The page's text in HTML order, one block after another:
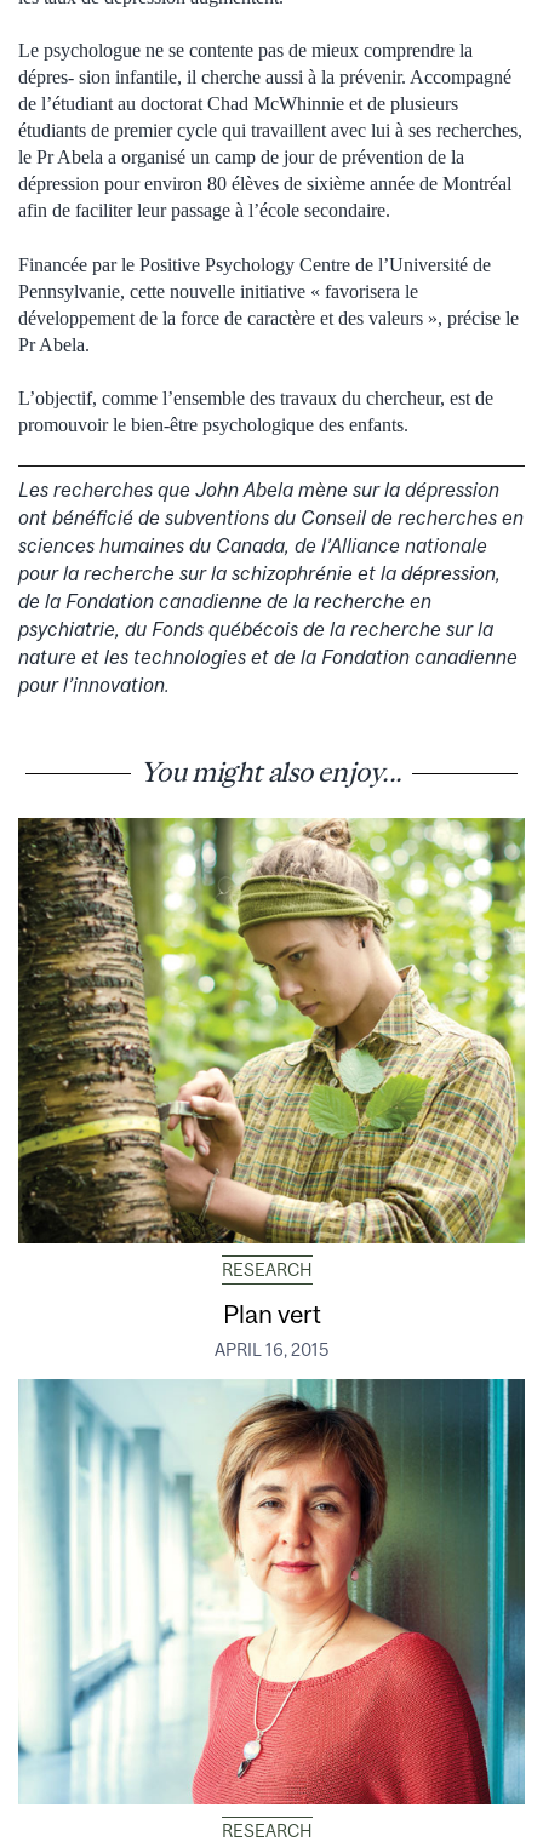
Le psychologue ne se contente pas de mieux comprendre la
dépres- sion infantile, il cherche aussi à la prévenir. Accompagné
de l’étudiant au doctorat Chad McWhinnie et de plusieurs
étudiants de premier cycle qui travaillent avec lui à ses recherches,
le Pr Abela a organisé un camp de jour de prévention de la
dépression pour environ 80 élèves de sixième année de Montréal
afin de faciliter leur passage à l’école secondaire.
Financée par le Positive Psychology Centre de l’Université de
Pennsylvanie, cette nouvelle initiative « favorisera le
développement de la force de caractère et des valeurs », précise le
Pr Abela.
L’objectif, comme l’ensemble des travaux du chercheur, est de
promouvoir le bien-être psychologique des enfants.
Les recherches que John Abela mène sur la dépression
ont bénéficié de subventions du Conseil de recherches en
sciences humaines du Canada, de l’Alliance nationale
pour la recherche sur la schizophrénie et la dépression,
de la Fondation canadienne de la recherche en
psychiatrie, du Fonds québécois de la recherche sur la
nature et les technologies et de la Fondation canadienne
pour l’innovation.
You might also enjoy...
RESEARCH
Plan vert
APRIL 16, 2015
RESEARCH